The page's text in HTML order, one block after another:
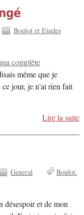
Boulot et Etudes
ma complète
même que je
jour, je n'ai rien fait
Lire la suite
General
Boulot
désespoir et de mon